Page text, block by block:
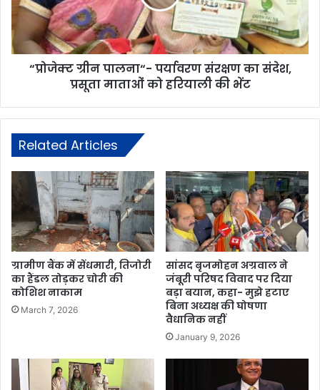
“प्रोजेक्ट ग्रीन पालना“- पर्यावरण संरक्षण का संदेश,
प्रसूता माताओं को हरियाली की भेंट
Related Articles
ग्रामीण बैंक में सेंधमारी, तिजोरी
का हैंडल तोड़कर चोरी की
कोशिश नाकाम
March 7, 2026
सांसद बृजमोहन अग्रवाल ने
जंबूरी परिषद विवाद पर दिया
बड़ा बयान, कहा- मुझे हटाए
बिना अध्यक्ष की घोषणा
वैधानिक नहीं
January 9, 2026